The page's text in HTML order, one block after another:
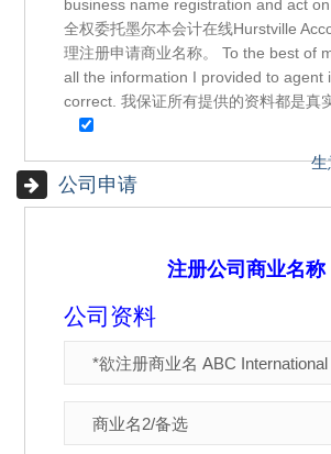
business name registration and act
全权委托墨尔本会计在线Hurstville
理注册申请商业名称。 To the best of
all the information I provided to agent
correct. 我保证所有提供的资料都是真
公司申请
注册公司商业名称
公司资料